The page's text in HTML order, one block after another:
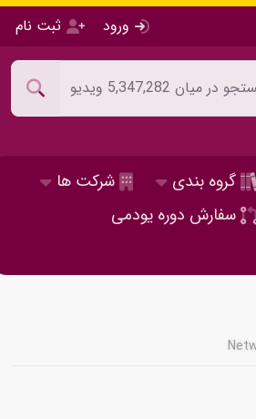
ورود ثبت نام
گروه بندی
شرکت ها
سفارش دوره یودمی